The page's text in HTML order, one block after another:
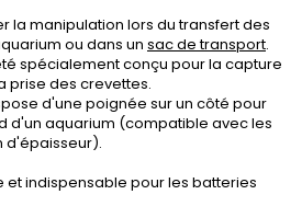
la manipulation lors du transfert des
ou dans un sac de transport.
spécialement conçu pour la capture
prise des crevettes.
d'une poignée sur un côté pour
d'un aquarium (compatible avec les
d'épaisseur).
et indispensable pour les batteries